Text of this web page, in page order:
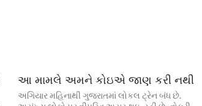
આ મામલે અમને કોઇએ જાણ કરી નથી
અગિયાર મહિનાથી ગુજરાતમાં લોકલ ટ્રેન બંધ છે.